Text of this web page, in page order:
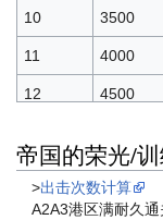
10 3500
11 4000
12 4500
14 5500
15 6000
帝国的荣光/
>出击次数计算
A2A3港区满耐久通